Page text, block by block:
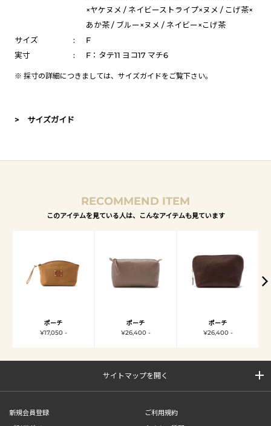
×ヤケヌメ / ネイビーストライプ×ヌメ / こげ茶×
あか茶 / ブルー×ヌメ / ネイビー×こげ茶
サイズ
:
F
実寸
: F：タテ11 ヨコ17 マチ6
※ 採寸の詳細につきましては、 サイズガイドをご覧下さい。
> サイズガイド
RECOMMEND ITEM
このアイテムを見ている人は、こんなアイテムも見ています
ポーチ
¥17,050 -
ポーチ
¥26,400 -
ポーチ
¥26,400 -
サイトマップを開く
新規会員登録
ご利用規約